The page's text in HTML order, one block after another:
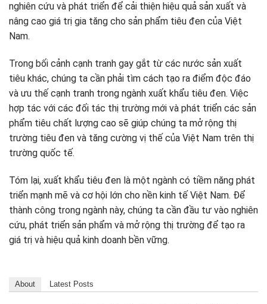
nghiên cứu và phát triển để cải thiện hiệu quả sản xuất và
nâng cao giá trị gia tăng cho sản phẩm tiêu đen của Việt
Nam.
Trong bối cảnh cạnh tranh gay gắt từ các nước sản xuất
tiêu khác, chúng ta cần phải tìm cách tạo ra điểm độc đáo
và ưu thế cạnh tranh trong ngành xuất khẩu tiêu đen. Việc
hợp tác với các đối tác thị trường mới và phát triển các sản
phẩm tiêu chất lượng cao sẽ giúp chúng ta mở rộng thị
trường tiêu đen và tăng cường vị thế của Việt Nam trên thị
trường quốc tế.
Tóm lại, xuất khẩu tiêu đen là một ngành có tiềm năng phát
triển mạnh mẽ và cơ hội lớn cho nền kinh tế Việt Nam. Để
thành công trong ngành này, chúng ta cần đầu tư vào nghiên
cứu, phát triển sản phẩm và mở rộng thị trường để tạo ra
giá trị và hiệu quả kinh doanh bền vững.
About Latest Posts